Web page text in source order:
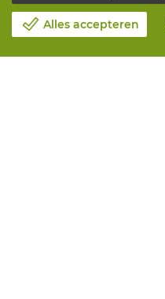
Alles accepteren